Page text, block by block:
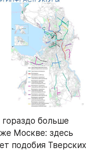
больше
Москве: здесь
подобия Тверских